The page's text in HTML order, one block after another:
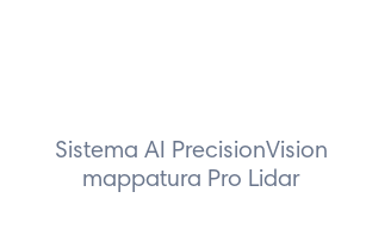
Sistema AI PrecisionVision
mappatura Pro Lidar